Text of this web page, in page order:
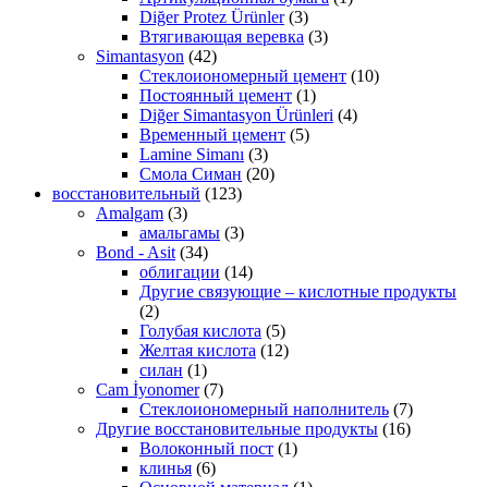
Diğer Protez Ürünler (3)
Втягивающая веревка (3)
Simantasyon (42)
Стеклоиономерный цемент (10)
Постоянный цемент (1)
Diğer Simantasyon Ürünleri (4)
Временный цемент (5)
Lamine Simanı (3)
Смола Симан (20)
восстановительный (123)
Amalgam (3)
амальгамы (3)
Bond - Asit (34)
облигации (14)
Другие связующие – кислотные продукты
(2)
Голубая кислота (5)
Желтая кислота (12)
силан (1)
Cam İyonomer (7)
Стеклоиономерный наполнитель (7)
Другие восстановительные продукты (16)
Волоконный пост (1)
клинья (6)